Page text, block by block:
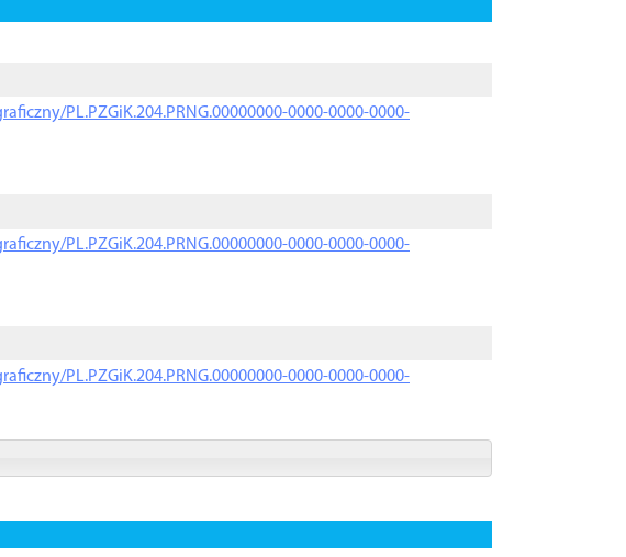
PL.PZGiK.204.PRNG.00000000-0000-0000-0000-
PL.PZGiK.204.PRNG.00000000-0000-0000-0000-
PL.PZGiK.204.PRNG.00000000-0000-0000-0000-